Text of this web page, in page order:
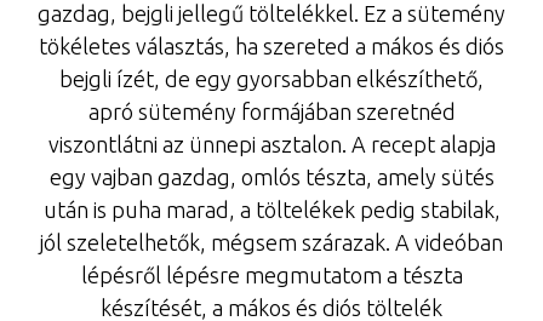
gazdag, bejgli jellegű töltelékkel. Ez a sütemény
tökéletes választás, ha szereted a mákos és diós
bejgli ízét, de egy gyorsabban elkészíthető,
apró sütemény formájában szeretnéd
viszontlátni az ünnepi asztalon. A recept alapja
egy vajban gazdag, omlós tészta, amely sütés
után is puha marad, a töltelékek pedig stabilak,
jól szeletelhetők, mégsem szárazak. A videóban
lépésről lépésre megmutatom a tészta
készítését, a mákos és diós töltelék